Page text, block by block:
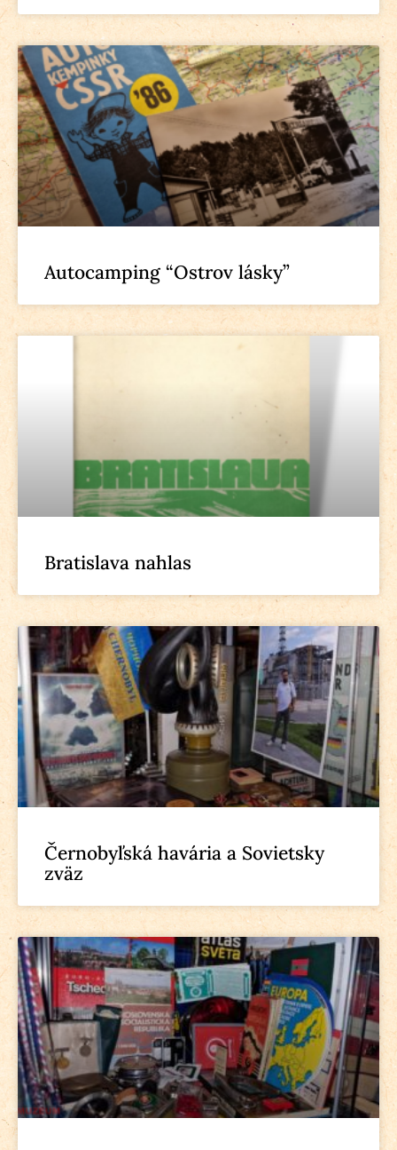
Autocamping “Ostrov lásky”
Bratislava nahlas
Černobyľská havária a Sovietsky
zväz